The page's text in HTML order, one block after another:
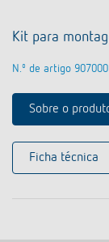
Kit para
N.º de artigo
Sobre o
Ficha técnica